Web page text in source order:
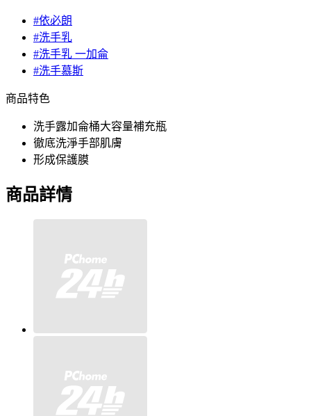
#依必朗
#洗手乳
#洗手乳 一加侖
#洗手慕斯
商品特色
洗手露加侖桶大容量補充瓶
徹底洗淨手部肌膚
形成保護膜
商品詳情